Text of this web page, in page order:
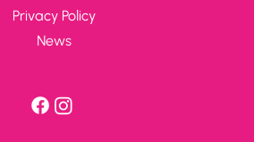
Privacy Policy
News